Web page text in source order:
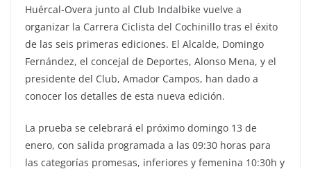
Huércal-Overa junto al Club Indalbike vuelve a
organizar la Carrera Ciclista del Cochinillo tras el éxito
de las seis primeras ediciones. El Alcalde, Domingo
Fernández, el concejal de Deportes, Alonso Mena, y el
presidente del Club, Amador Campos, han dado a
conocer los detalles de esta nueva edición.
La prueba se celebrará el próximo domingo 13 de
enero, con salida programada a las 09:30 horas para
las categorías promesas, inferiores y femenina 10:30h y